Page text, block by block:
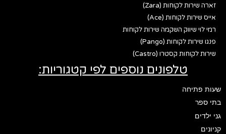
זארה שירות לקוחות (Zara)
אייס שירות לקוחות (Ace)
רמי לוי שיווק השקמה שירות לקוחות
פנגו שירות לקוחות (Pango)
שירות לקוחות קסטרו (Castro)
טלפונים נוספים לפי קטגוריות:
שעות פתיחה
בתי ספר
גני ילדים
קניונים